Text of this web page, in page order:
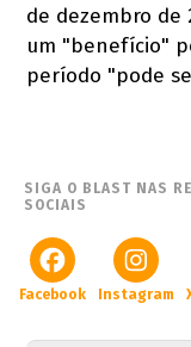
de dezembro
um "benefício"
período "pode
SIGA O BLAST NAS
SOCIAIS
Facebook Instagram